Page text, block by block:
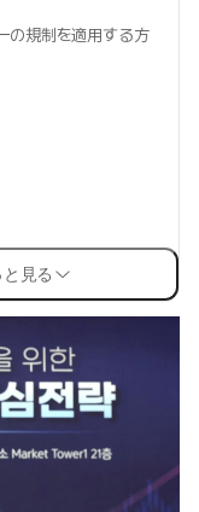
の規制を適用する方
見る